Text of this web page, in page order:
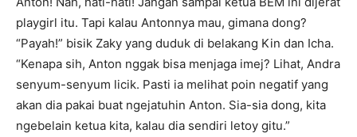
playgirl itu. Tapi kalau Antonnya mau, gimana dong?
“Payah!” bisik Zaky yang duduk di belakang Kin dan Icha.
“Kenapa sih, Anton nggak bisa menjaga imej? Lihat, Andra
senyum-senyum licik. Pasti ia melihat poin negatif yang
akan dia pakai buat ngejatuhin Anton. Sia-sia dong, kita
ngebelain ketua kita, kalau dia sendiri letoy gitu.”